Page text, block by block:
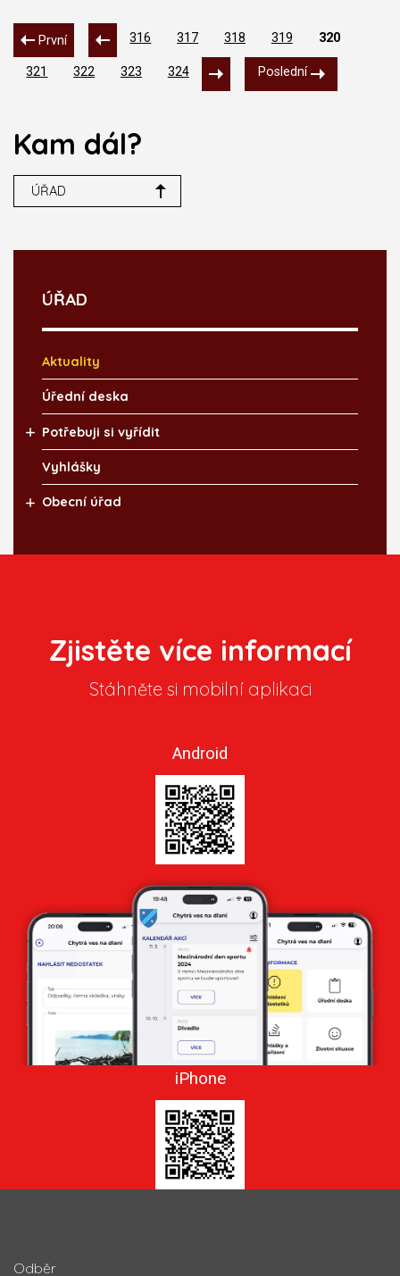
První 316 317 318 319 320
321 322 323 324 Poslední
Kam dál?
ÚŘAD
ÚŘAD
Aktuality
Úřední deska
Potřebuji si vyřídit
Vyhlášky
Obecní úřad
Zjistěte více informací
Stáhněte si mobilní aplikaci
Android
iPhone
Odběr